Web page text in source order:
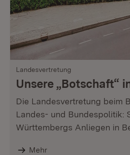
Landesvertretung
Unsere „Botschaft“
Die Landesvertretung beim
Landes- und Bundespolitik:
Württembergs Anliegen in
Mehr